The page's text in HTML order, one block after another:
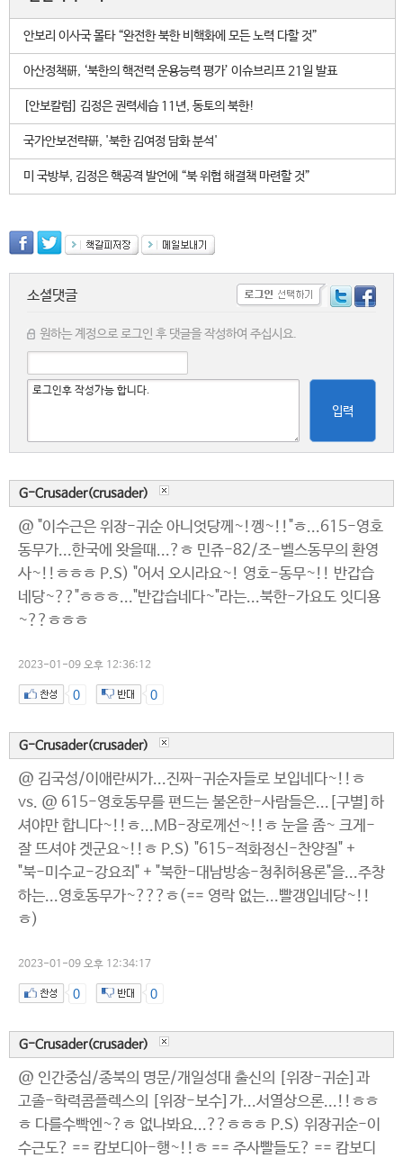
안보리 이사국 몰타 “완전한 북한 비핵화에 모든 노력 다할 것”
아산정책硏, ‘북한의 핵전력 운용능력 평가’ 이슈브리프 21일 발표
[안보칼럼] 김정은 권력세습 11년, 동토의 북한!
국가안보전략硏, '북한 김여정 담화 분석'
미 국방부, 김정은 핵공격 발언에 “북 위협 해결책 마련할 것”
소셜댓글
원하는 계정으로 로그인 후 댓글을 작성하여 주십시요.
입력
G-Crusader(crusader)
@ "이수근은 위장-귀순 아니엇당께~!껭~!!"ㅎ...615-영호
동무가...한국에 왓을때...?ㅎ 민쥬-82/조-벨스동무의 환영
사~!!ㅎㅎㅎ P.S) "어서 오시라요~! 영호-동무~!! 반갑습
네당~??"ㅎㅎㅎ..."반갑습네다~"라는...북한-가요도 잇디용
~??ㅎㅎㅎ
2023-01-09 오후 12:36:12
0 0
G-Crusader(crusader)
@ 김국성/이애란씨가...진짜-귀순자들로 보입네다~!!ㅎ
vs. @ 615-영호동무를 편드는 불온한-사람들은...[구별]하
셔야만 합니다~!!ㅎ...MB-장로께선~!!ㅎ 눈을 좀~ 크게-
잘 뜨셔야 겟군요~!!ㅎ P.S) "615-적화정신-찬양질" +
"북-미수교-강요죄" + "북한-대남방송-청취허용론"을...주창
하는...영호동무가~???ㅎ(== 영락 없는...빨갱입네당~!!
ㅎ)
2023-01-09 오후 12:34:17
0 0
G-Crusader(crusader)
@ 인간중심/종북의 명문/개일성대 출신의 [위장-귀순]과
고졸-학력콤플렉스의 [위장-보수]가...서열상으론...!!ㅎㅎ
ㅎ 다를수빡엔~?ㅎ 없나봐요...??ㅎㅎㅎ P.S) 위장귀순-이
수근도? == 캄보디아-행~!!ㅎ == 주사빨들도? == 캄보디